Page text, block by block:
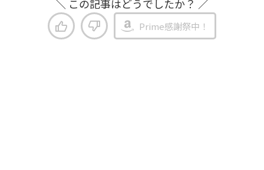
＼ この記事はどうでしたか？ ／
Prime感謝祭中！